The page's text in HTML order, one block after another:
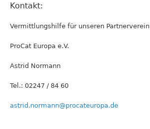
Kontakt:
Vermittlungshilfe für unseren Partnerverein
ProCat Europa e.V.
Astrid Normann
Tel.: 02247 / 84 60
astrid.normann@procateuropa.de